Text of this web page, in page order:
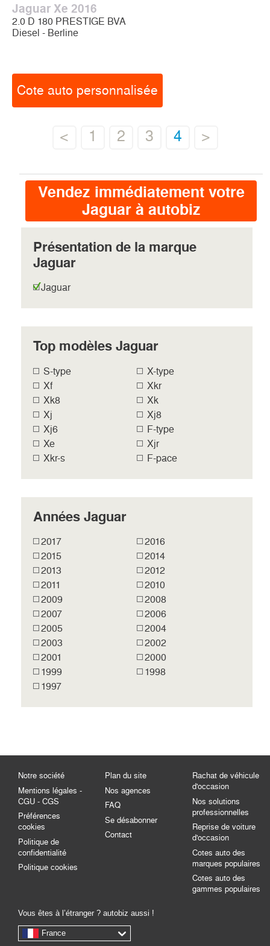
Jaguar Xe 2016
2.0 D 180 PRESTIGE BVA
Diesel - Berline
Cote auto personnalisée
< 1 2 3 4 >
Vendez immédiatement votre
Jaguar à autobiz
Présentation de la marque
Jaguar
Jaguar
Top modèles Jaguar
S-type
X-type
Xf
Xkr
Xk8
Xk
Xj
Xj8
Xj6
F-type
Xe
Xjr
Xkr-s
F-pace
Années Jaguar
2017
2016
2015
2014
2013
2012
2011
2010
2009
2008
2007
2006
2005
2004
2003
2002
2001
2000
1999
1998
1997
Notre société
Mentions légales -
CGU - CGS
Préférences
cookies
Politique de
confidentialité
Politique cookies
Plan du site
Nos agences
FAQ
Se désabonner
Contact
Rachat de véhicule
d'occasion
Nos solutions
professionnelles
Reprise de voiture
d'occasion
Cotes auto des
marques populaires
Cotes auto des
gammes populaires
Vous êtes à l’étranger ? autobiz aussi !
France